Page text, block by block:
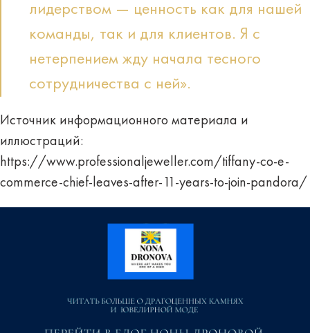
лидерством — ценность как для нашей
команды, так и для клиентов. Я с
нетерпением жду начала тесного
сотрудничества с ней».
Источник информационного материала и
иллюстраций:
https://www.professionaljeweller.com/tiffany-co-e-
commerce-chief-leaves-after-11-years-to-join-pandora/